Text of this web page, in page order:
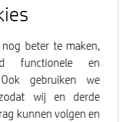
beter te maken,
functionele en
gebruiken we
wij en derde
kunnen volgen en